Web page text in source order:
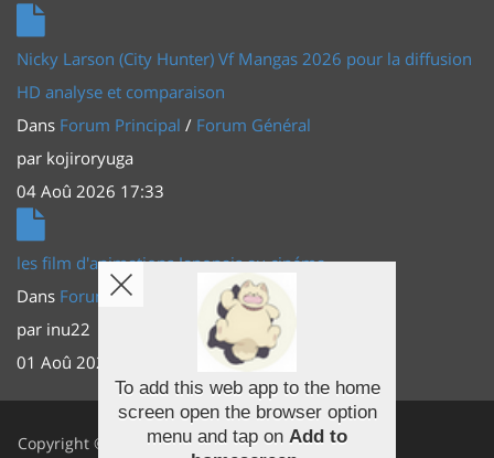
Nicky Larson (City Hunter) Vf Mangas 2026 pour la diffusion
HD analyse et comparaison
Dans Forum Principal / Forum Général
par kojiroryuga
04 Aoû 2026 17:33
les film d'animations Japonais au cinéma
Dans Forum Principal
Actus (TV, vidéo, web)
par inu22
01 Aoû 2026 20:56
Copyright ©
Facebook
To add this web app to the home
screen open the browser option
menu and tap on Add to